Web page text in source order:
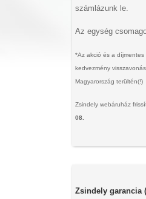
számlázunk le.
Az egység
*Az akció és a díjmentes
kedvezmény
Magyarország terültén(!)
Zsindely webáruház
08.
Zsindely garancia